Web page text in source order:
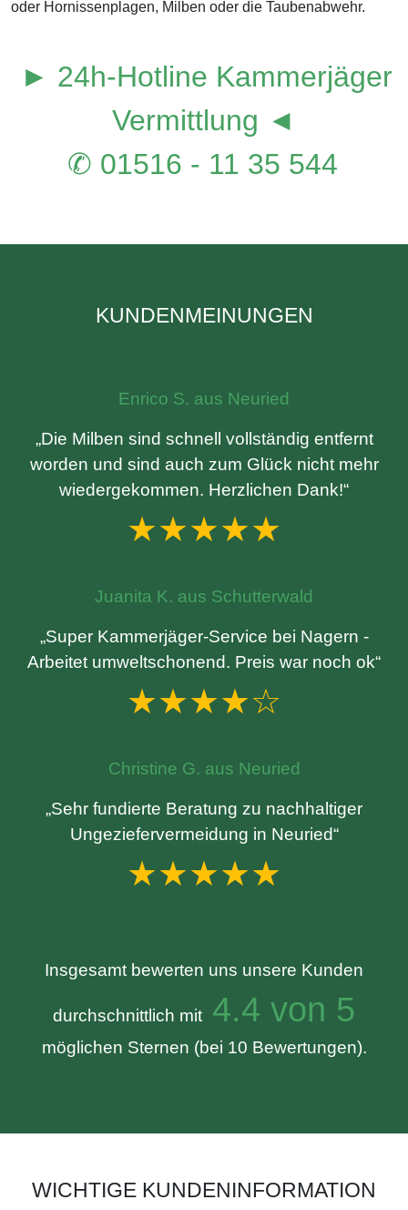
oder Hornissenplagen, Milben oder die Taubenabwehr.
► 24h-Hotline Kammerjäger
Vermittlung ◄
✆ 01516 - 11 35 544
KUNDENMEINUNGEN
Enrico S. aus Neuried
„Die Milben sind schnell vollständig entfernt
worden und sind auch zum Glück nicht mehr
wiedergekommen. Herzlichen Dank!“
★★★★★
Juanita K. aus Schutterwald
„Super Kammerjäger-Service bei Nagern -
Arbeitet umweltschonend. Preis war noch ok“
★★★★☆
Christine G. aus Neuried
„Sehr fundierte Beratung zu nachhaltiger
Ungeziefervermeidung in Neuried“
★★★★★
Insgesamt bewerten uns unsere Kunden
durchschnittlich mit 4.4 von 5
möglichen Sternen (bei 10 Bewertungen).
WICHTIGE KUNDENINFORMATION